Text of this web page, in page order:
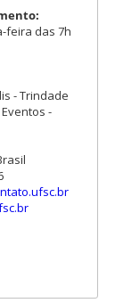
feira das 7h
- Trindade
-